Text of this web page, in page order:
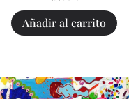
Añadir al carrito